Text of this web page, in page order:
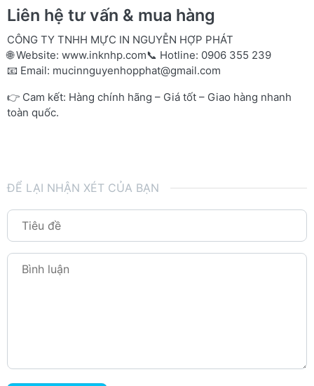
Liên hệ tư vấn & mua hàng
CÔNG TY TNHH MỰC IN NGUYỄN HỢP PHÁT
🌐 Website: www.inknhp.com📞 Hotline: 0906 355 239
📧 Email: mucinnguyenhopphat@gmail.com
👉 Cam kết: Hàng chính hãng – Giá tốt – Giao hàng nhanh
toàn quốc.
ĐỂ LẠI NHẬN XÉT CỦA BẠN